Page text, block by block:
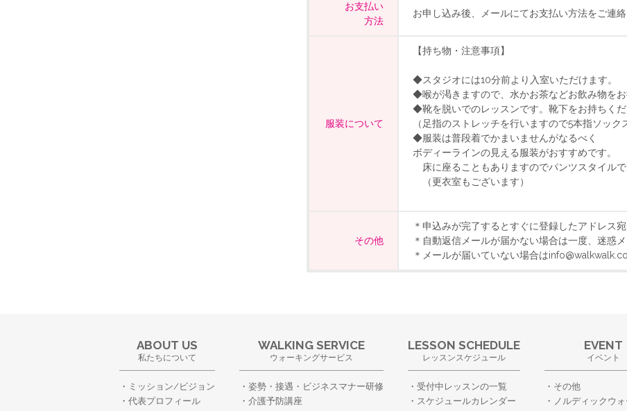
お支払い
方法
お申し込み後、メールにてお支払い方法をご連絡
服装について
【持ち物・注意事項】
◆スタジオには10分前より入室いただけます。
◆喉が渇きますので、水かお茶などお飲み物をお
◆靴を脱いでのレッスンです。靴下をお持ちくだ
（足指のストレッチを行いますので5本指ソック
◆服装は普段着でかまいませんがなるべく
ボディーラインの見える服装がおすすめです。
床に座ることもありますのでパンツスタイルで
（更衣室もございます）
その他
＊申込みが完了するとすぐに登録したアドレス
＊自動返信メールが届かない場合は一度、迷惑
＊メールが届いていない場合は
ABOUT US
私たちについて
ミッション/ビジョン
代表プロフィール
WALKING SERVICE
ウォーキングサービス
姿勢・接遇・ビジネスマナー研修
介護予防講座
LESSON SCHEDULE
レッスンスケジュール
受付中レッスンの一覧
スケジュールカレンダー
EVENT
イベント
その他
ノルディックウ